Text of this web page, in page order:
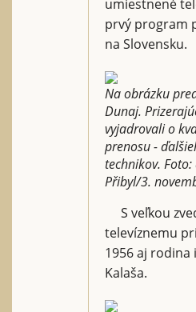
umiestnené
prvý program
na Slovensku.
Na obrázku
Dunaj.
vyjadrovali o
prenosu -
technikov. Foto:
Přibyl/3.
S veľkou
televíznemu
1956 aj rodina
Kalaša.